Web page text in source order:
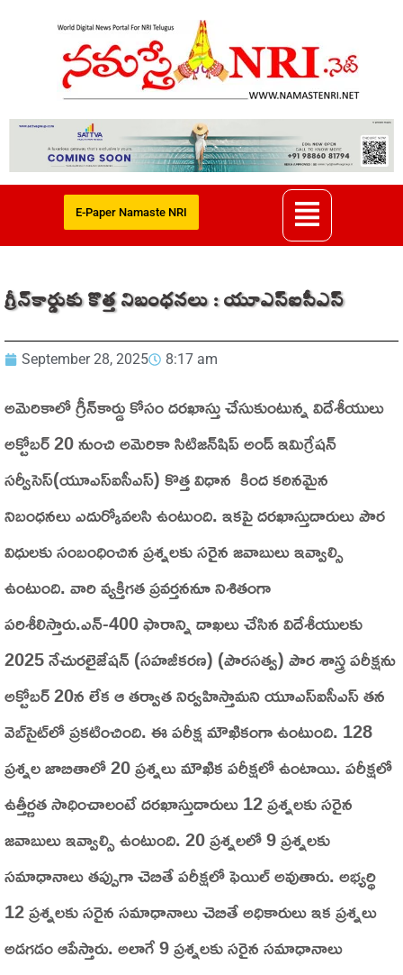
E-Paper Namaste NRI
గ్రీన్‌కార్డుకు కొత్త నిబంధనలు : యూఎస్‌ఐసీఎస్‌
September 28, 2025 8:17 am
అమెరికాలో గ్రీన్‌కార్డు కోసం దరఖాస్తు చేసుకుంటున్న విదేశీయులు
అక్టోబర్‌ 20 నుంచి అమెరికా సిటిజన్‌షిప్‌ అండ్‌ ఇమిగ్రేషన్‌
సర్వీసెస్‌(యూఎస్‌ఐసీఎస్‌) కొత్త విధాన కింద కఠినమైన
నిబంధనలు ఎదుర్కోవలసి ఉంటుంది. ఇకపై దరఖాస్తుదారులు పౌర
విధులకు సంబంధించిన ప్రశ్నలకు సరైన జవాబులు ఇవ్వాల్సి
ఉంటుంది. వారి వ్యక్తిగత ప్రవర్తననూ నిశితంగా
పరిశీలిస్తారు.ఎన్‌-400 ఫారాన్ని దాఖలు చేసిన విదేశీయులకు
2025 నేచురలైజేషన్‌ (సహజీకరణ) (పౌరసత్వ) పౌర శాస్త్ర పరీక్షను
అక్టోబర్‌ 20న లేక ఆ తర్వాత నిర్వహిస్తామని యూఎస్‌ఐసీఎస్‌ తన
వెబ్‌సైట్‌లో ప్రకటించింది. ఈ పరీక్ష మౌఖికంగా ఉంటుంది. 128
ప్రశ్నల జాబితాలో 20 ప్రశ్నలు మౌఖిక పరీక్షలో ఉంటాయి. పరీక్షలో
ఉత్తీర్ణత సాధించాలంటే దరఖాస్తుదారులు 12 ప్రశ్నలకు సరైన
జవాబులు ఇవ్వాల్సి ఉంటుంది. 20 ప్రశ్నలలో 9 ప్రశ్నలకు
సమాధానాలు తప్పుగా చెబితే పరీక్షలో ఫెయిల్‌ అవుతారు. అభ్యర్థి
12 ప్రశ్నలకు సరైన సమాధానాలు చెబితే అధికారులు ఇక ప్రశ్నలు
అడగడం ఆపేస్తారు. అలాగే 9 ప్రశ్నలకు సరైన సమాధానాలు